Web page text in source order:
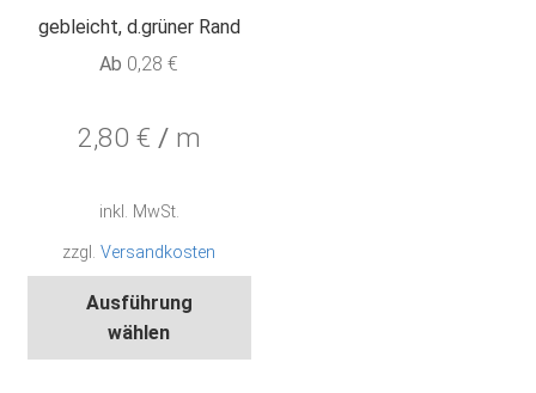
gebleicht, d.grüner Rand
Ab 0,28€
2,80 € / m
inkl. MwSt.
zzgl.Versandkosten
Ausführung
wählen